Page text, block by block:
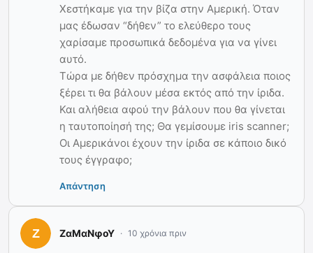
Χεστήκαμε για την βίζα στην Αμερική. Όταν
μας έδωσαν “δήθεν” το ελεύθερο τους
χαρίσαμε προσωπικά δεδομένα για να γίνει
αυτό.
Τώρα με δήθεν πρόσχημα την ασφάλεια ποιος
ξέρει τι θα βάλουν μέσα εκτός από την ίριδα.
Και αλήθεια αφού την βάλουν που θα γίνεται
η ταυτοποίησή της; Θα γεμίσουμε iris scanner;
Οι Αμερικάνοι έχουν την ίριδα σε κάποιο δικό
τους έγγραφο;
Απάντηση
ΖαΜαΝφοΥ 10 χρόνια πριν